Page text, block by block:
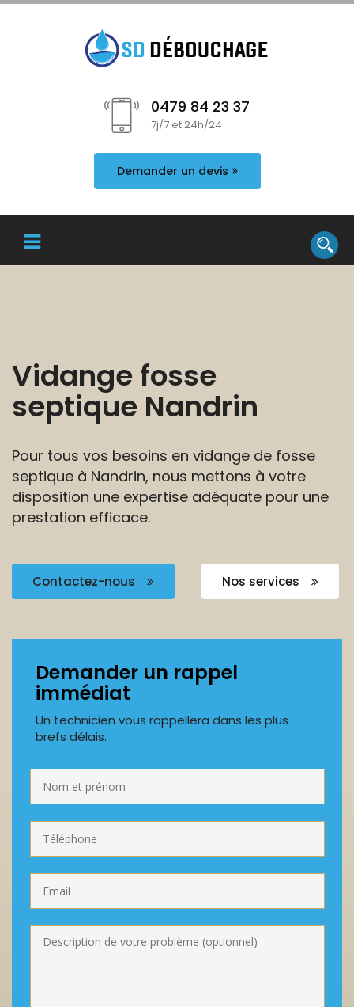
0479 84 23 37
7j/7 et 24h/24
Demander un devis
Vidange fosse
septique Nandrin
Pour tous vos besoins en vidange de fosse
septique à Nandrin, nous mettons à votre
disposition une expertise adéquate pour une
prestation efficace.
Contactez-nous Nos services
Demander un rappel
immédiat
Un technicien vous rappellera dans les plus
brefs délais.